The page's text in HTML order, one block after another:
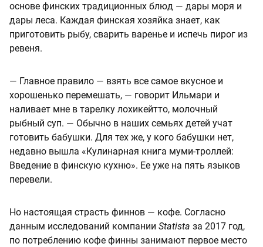
основе финских традиционных блюд — дары моря и
дары леса. Каждая финская хозяйка знает, как
приготовить рыбу, сварить варенье и испечь пирог из
ревеня.
— Главное правило — взять все самое вкусное и
хорошенько перемешать, — говорит Ильмари и
наливает мне в тарелку лохикейтто, молочный
рыбный суп. — Обычно в наших семьях детей учат
готовить бабушки. Для тех же, у кого бабушки нет,
недавно вышла «Кулинарная книга муми-троллей:
Введение в финскую кухню». Ее уже на пять языков
перевели.
Но настоящая страсть финнов — кофе. Согласно
данным исследований компании Statista за 2017 год,
по потреблению кофе финны занимают первое место